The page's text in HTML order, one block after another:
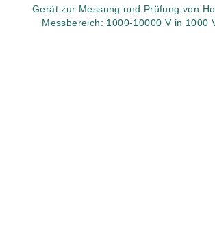
Gerät zur Messung und Prüfung von
Messbereich: 1000-10000 V in 1000